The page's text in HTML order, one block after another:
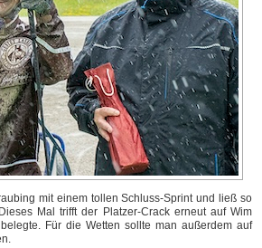
mit einem tollen Schluss-Sprint und ließ so
Mal trifft der Platzer-Crack erneut auf Wim
Für die Wetten sollte man außerdem auf